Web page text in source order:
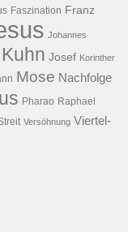
Faszination Franz
Johannes
Josef Korinther
Mose Nachfolge
Pharao Raphael
Versöhnung Viertel-